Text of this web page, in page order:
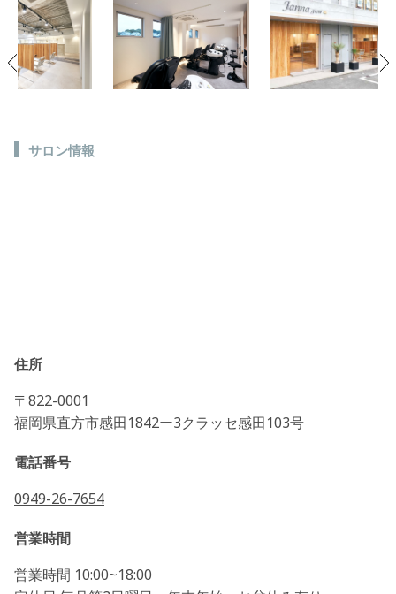
サロン情報
住所
〒822-0001
福岡県直方市感田1842ー3クラッセ感田103号
電話番号
0949-26-7654
営業時間
営業時間 10:00~18:00